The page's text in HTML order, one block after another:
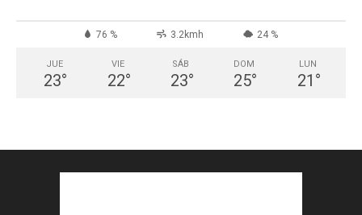
76 % 3.2kmh 24 %
JUE
23°
VIE
22°
SÁB
23°
DOM
25°
LUN
21 °